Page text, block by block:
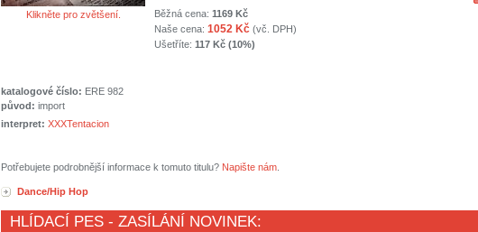
Klikněte pro zvětšení. Běžná cena: 1169 Kč
Naše cena: 1052 Kč (vč. DPH)
Ušetříte: 117 Kč (10%)
katalogové číslo: ERE 982
původ: import
interpret: XXXTentacion
Potřebujete podrobnější informace k tomuto titulu? Napište nám
Dance/Hip Hop
HLÍDACÍ PES - ZASÍLÁNÍ NOVINEK: